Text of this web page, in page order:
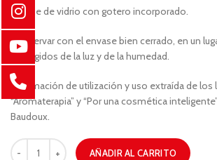
Envase de vidrio con gotero incorporado.
Conservar con el envase bien cerrado, en un
protegidos de la luz y de la humedad.
Información de utilización y uso extraída de los
“Aromaterapia” y “Por una cosmética
Baudoux.
AÑADIR AL CARRITO